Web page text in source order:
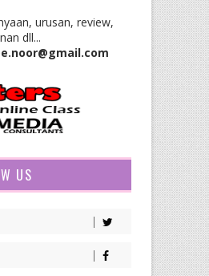
urusan, review,
dll...
US